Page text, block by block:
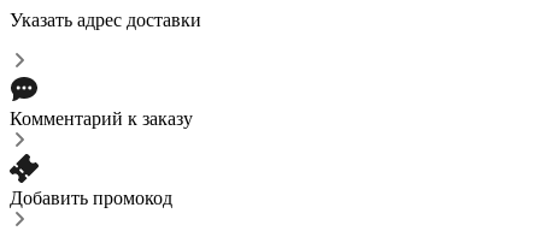
Указать адрес доставки
Комментарий к заказу
Добавить промокод